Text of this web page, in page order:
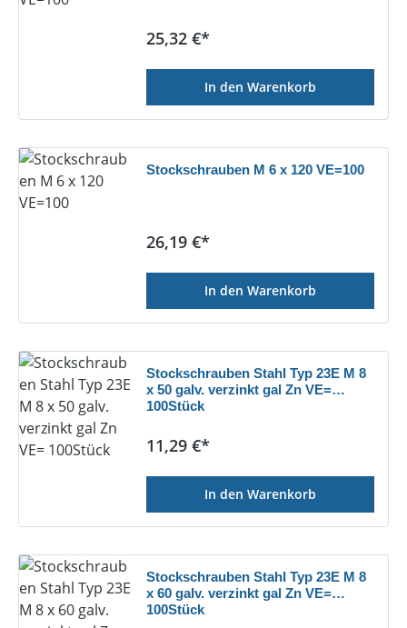
Regulärer Preis:
25,32 €*
In den Warenkorb
Stockschrauben M 6 x 120 VE=100
Regulärer Preis:
26,19 €*
In den Warenkorb
Stockschrauben Stahl Typ 23E M 8
x 50 galv. verzinkt gal Zn VE=
100Stück
Regulärer Preis:
11,29 €*
In den Warenkorb
Stockschrauben Stahl Typ 23E M 8
x 60 galv. verzinkt gal Zn VE=
100Stück